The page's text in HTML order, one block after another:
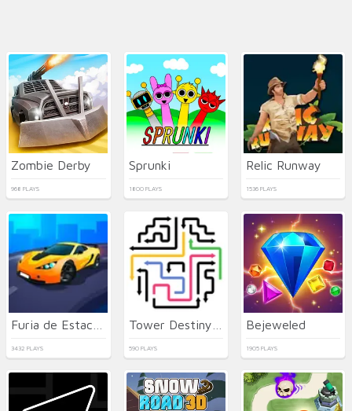
Zombie Derby
968 PLAYS
Sprunki
1800 PLAYS
Relic Runway
1536 PLAYS
3432 PLAYS 590 PLAYS
Bejeweled
1905 PLAYS